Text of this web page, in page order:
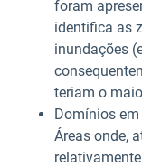
foram
identifica as
inundações
teriam o
Domínios
Áreas onde,